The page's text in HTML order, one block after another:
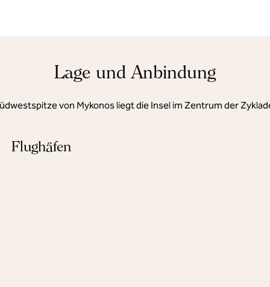
Lage und Anbindung
von Mykonos liegt die Insel im Zentrum der
Flughäfen